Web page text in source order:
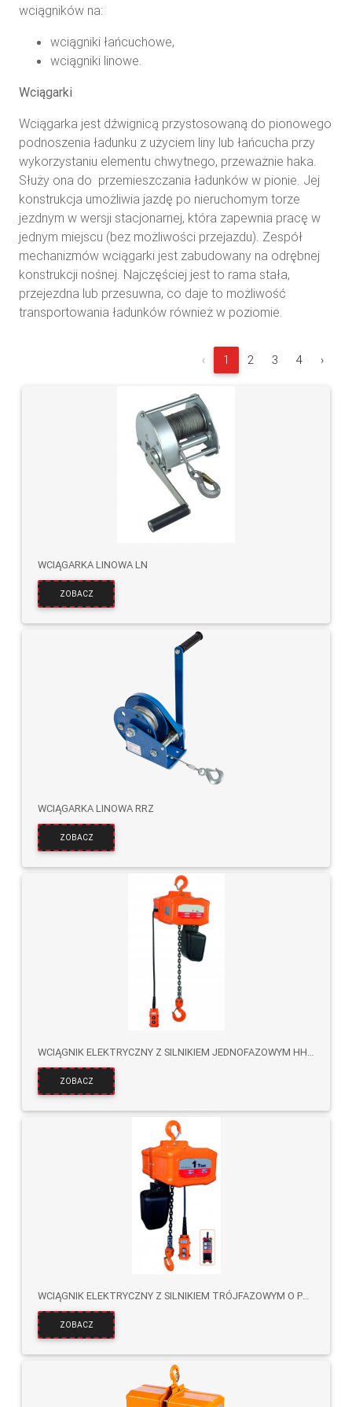
wciągników na:
wciągniki łańcuchowe,
wciągniki linowe.
Wciągarki
Wciągarka jest dźwignicą przystosowaną do pionowego
podnoszenia ładunku z użyciem liny lub łańcucha przy
wykorzystaniu elementu chwytnego, przeważnie haka.
Służy ona do przemieszczania ładunków w pionie. Jej
konstrukcja umożliwia jazdę po nieruchomym torze
jezdnym w wersji stacjonarnej, która zapewnia pracę w
jednym miejscu (bez możliwości przejazdu). Zespół
mechanizmów wciągarki jest zabudowany na odrębnej
konstrukcji nośnej. Najczęściej jest to rama stała,
przejezdna lub przesuwna, co daje to możliwość
transportowania ładunków również w poziomie.
‹ 1 2 3 4 ›
WCIĄGARKA LINOWA LN
ZOBACZ
WCIĄGARKA LINOWA RRZ
ZOBACZ
WCIĄGNIK ELEKTRYCZNY Z SILNIKIEM JEDNOFAZOWYM HHBS
ZOBACZ
WCIĄGNIK ELEKTRYCZNY Z SILNIKIEM TRÓJFAZOWYM O PODWÓJNEJ PRĘDKOŚCI HHBT
ZOBACZ